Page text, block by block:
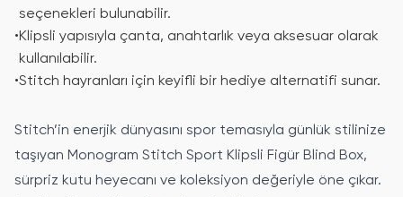
seçenekleri bulunabilir.
•Klipsli yapısıyla çanta, anahtarlık veya aksesuar olarak
kullanılabilir.
•Stitch hayranları için keyifli bir hediye alternatifi sunar.
Stitch’in enerjik dünyasını spor temasıyla günlük stilinize
taşıyan Monogram Stitch Sport Klipsli Figür Blind Box,
sürpriz kutu heyecanı ve koleksiyon değeriyle öne çıkar.